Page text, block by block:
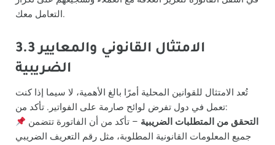
التعامل معك.
3.3 الامتثال القانوني والمعايير
الضريبية
تُعد الامتثال للقوانين المحلية أمرًا بالغ الأهمية، لا سيما إذا كنت
تعمل في دول تفرض لوائح صارمة على الفواتير. تأكد من:
التحقق من المتطلبات الضريبية – تأكد من أن الفاتورة تتضمن
جميع المعلومات القانونية المطلوبة، مثل رقم التعريف الضريبي